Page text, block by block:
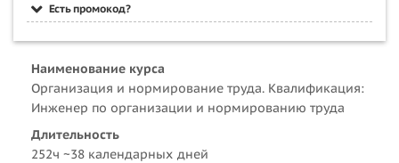
Есть промокод?
Наименование курса
Организация и нормирование труда. Квалификация:
Инженер по организации и нормированию труда
Длительность
252ч ~38 календарных дней